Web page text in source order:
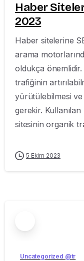
Haber
2023
Haber sitelerine
arama
oldukça önemlidir.
trafiğinin
yürütülebilmesi
gerekir.
sitesinin organik
5 Ekim 2023
Uncategorized @tr